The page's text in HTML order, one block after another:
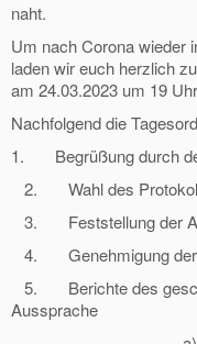
naht.
Um nach Corona wieder
laden wir euch herzlich
am 24.03.2023 um 19
Nachfolgend die
1. Begrüßung durch
2. Wahl des
3. Feststellung der
4. Genehmigung der
5. Berichte des
Aussprache